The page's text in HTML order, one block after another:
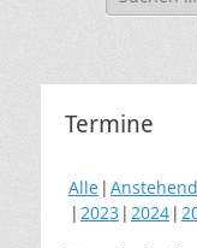
nach:
Termine
Alle Anstehend
2023 2024